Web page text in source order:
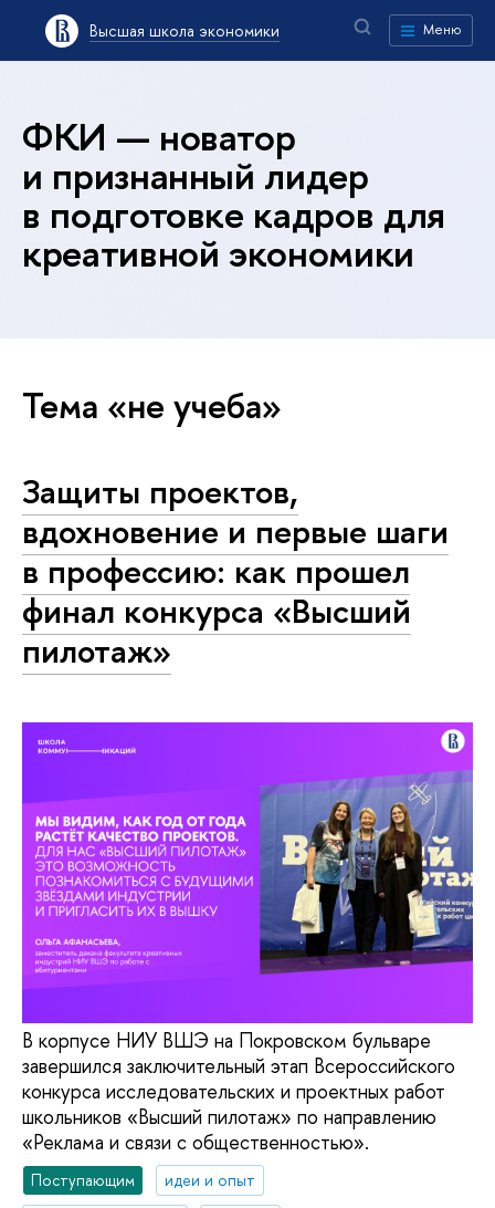
Высшая школа экономики Меню
ФКИ — новатор
и признанный лидер
в подготовке кадров для
креативной экономики
Тема «не учеба»
Защиты проектов,
вдохновение и первые шаги
в профессию: как прошел
финал конкурса «Высший
пилотаж»
В корпусе НИУ ВШЭ на Покровском бульваре
завершился заключительный этап Всероссийского
конкурса исследовательских и проектных работ
школьников «Высший пилотаж» по направлению
«Реклама и связи с общественностью».
Поступающим
идеи и опыт